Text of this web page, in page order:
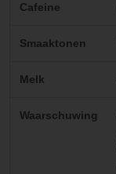
Cafeine
Smaaktonen
Melk
Waarschuwing